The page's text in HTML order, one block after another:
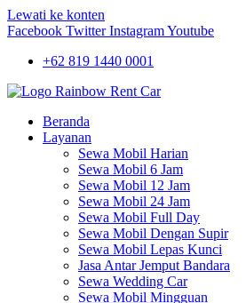
Lewati ke konten
Facebook Twitter InstagramYoutube
+62 819 1440 0001
Beranda
Layanan
Sewa Mobil Harian
Sewa Mobil 6 Jam
Sewa Mobil 12 Jam
Sewa Mobil 24 Jam
Sewa Mobil Full Day
Sewa Mobil Dengan Supir
Sewa Mobil Lepas Kunci
Jasa Antar Jemput Bandara
Sewa Wedding Car
Sewa Mobil Mingguan